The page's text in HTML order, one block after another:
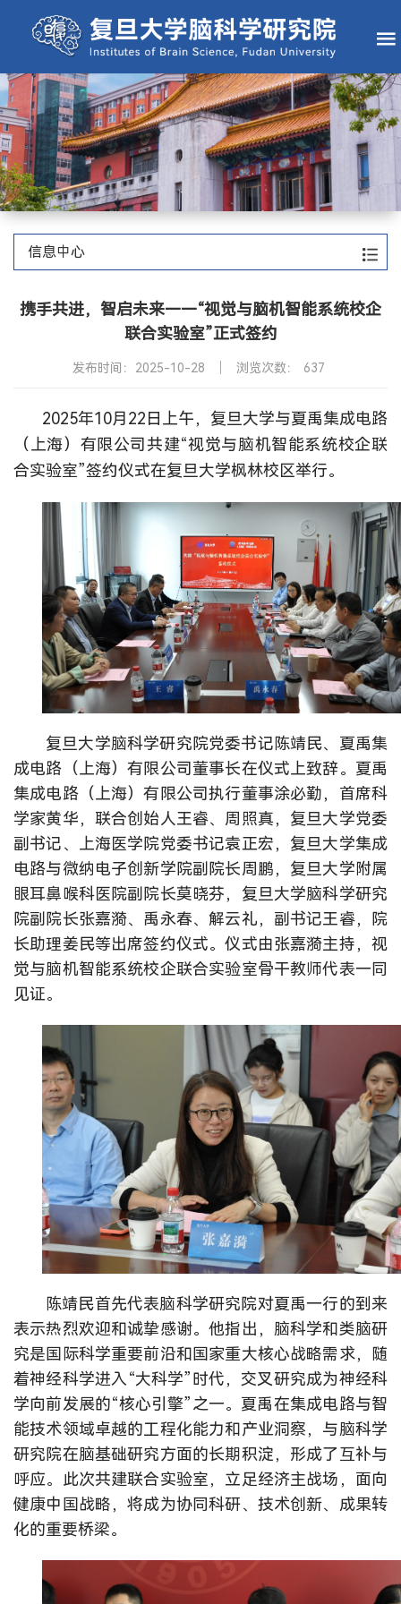
信息中心
携手共进，智启未来——“视觉与脑机智能系统校企
联合实验室”正式签约
发布时间：2025-10-28 浏览次数： 637
2025年10月22日上午，复旦大学与夏禹集成电路
（上海）有限公司共建“视觉与脑机智能系统校企联
合实验室”签约仪式在复旦大学枫林校区举行。
复旦大学脑科学研究院党委书记陈靖民、夏禹集
成电路（上海）有限公司董事长在仪式上致辞。夏禹
集成电路（上海）有限公司执行董事涂必勤，首席科
学家黄华，联合创始人王睿、周照真，复旦大学党委
副书记、上海医学院党委书记袁正宏，复旦大学集成
电路与微纳电子创新学院副院长周鹏，复旦大学附属
眼耳鼻喉科医院副院长莫晓芬，复旦大学脑科学研究
院副院长张嘉漪、禹永春、解云礼，副书记王睿，院
长助理姜民等出席签约仪式。仪式由张嘉漪主持，视
觉与脑机智能系统校企联合实验室骨干教师代表一同
见证。
陈靖民首先代表脑科学研究院对夏禹一行的到来
表示热烈欢迎和诚挚感谢。他指出，脑科学和类脑研
究是国际科学重要前沿和国家重大核心战略需求，随
着神经科学进入“大科学”时代，交叉研究成为神经科
学向前发展的“核心引擎”之一。夏禹在集成电路与智
能技术领域卓越的工程化能力和产业洞察，与脑科学
研究院在脑基础研究方面的长期积淀，形成了互补与
呼应。此次共建联合实验室，立足经济主战场，面向
健康中国战略，将成为协同科研、技术创新、成果转
化的重要桥梁。